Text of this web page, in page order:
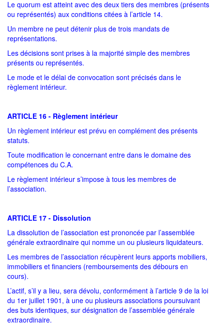
Le quorum est atteint avec des deux tiers des membres (présents
ou représentés) aux conditions citées à l’article 14.
Un membre ne peut détenir plus de trois mandats de
représentations.
Les décisions sont prises à la majorité simple des membres
présents ou représentés.
Le mode et le délai de convocation sont précisés dans le
règlement intérieur.
ARTICLE 16 - Règlement intérieur
Un règlement intérieur est prévu en complément des présents
statuts.
Toute modification le concernant entre dans le domaine des
compétences du C.A.
Le règlement intérieur s’impose à tous les membres de
l’association.
ARTICLE 17 - Dissolution
La dissolution de l’association est prononcée par l’assemblée
générale extraordinaire qui nomme un ou plusieurs liquidateurs.
Les membres de l’association récupèrent leurs apports mobiliers,
immobiliers et financiers (remboursements des débours en
cours).
L’actif, s’il y a lieu, sera dévolu, conformément à l’article 9 de la loi
du 1er juillet 1901, à une ou plusieurs associations poursuivant
des buts identiques, sur désignation de l’assemblée générale
extraordinaire.